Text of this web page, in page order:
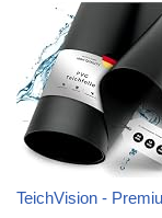
TeichVision -